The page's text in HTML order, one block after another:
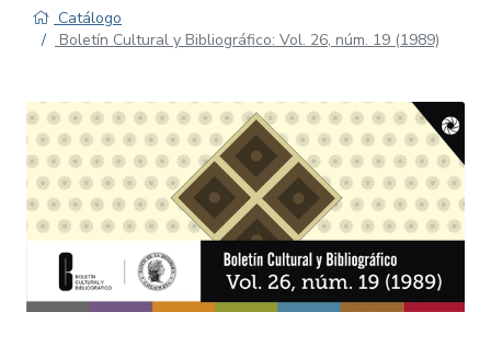
Catálogo
Boletín Cultural y Bibliográfico: Vol. 26, núm. 19 (1989)